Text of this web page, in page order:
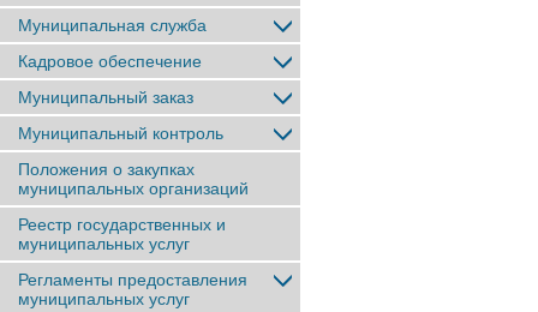
Муниципальная служба
Кадровое обеспечение
Муниципальный заказ
Муниципальный контроль
Положения о закупках
муниципальных организаций
Реестр государственных и
муниципальных услуг
Регламенты предоставления
муниципальных услуг